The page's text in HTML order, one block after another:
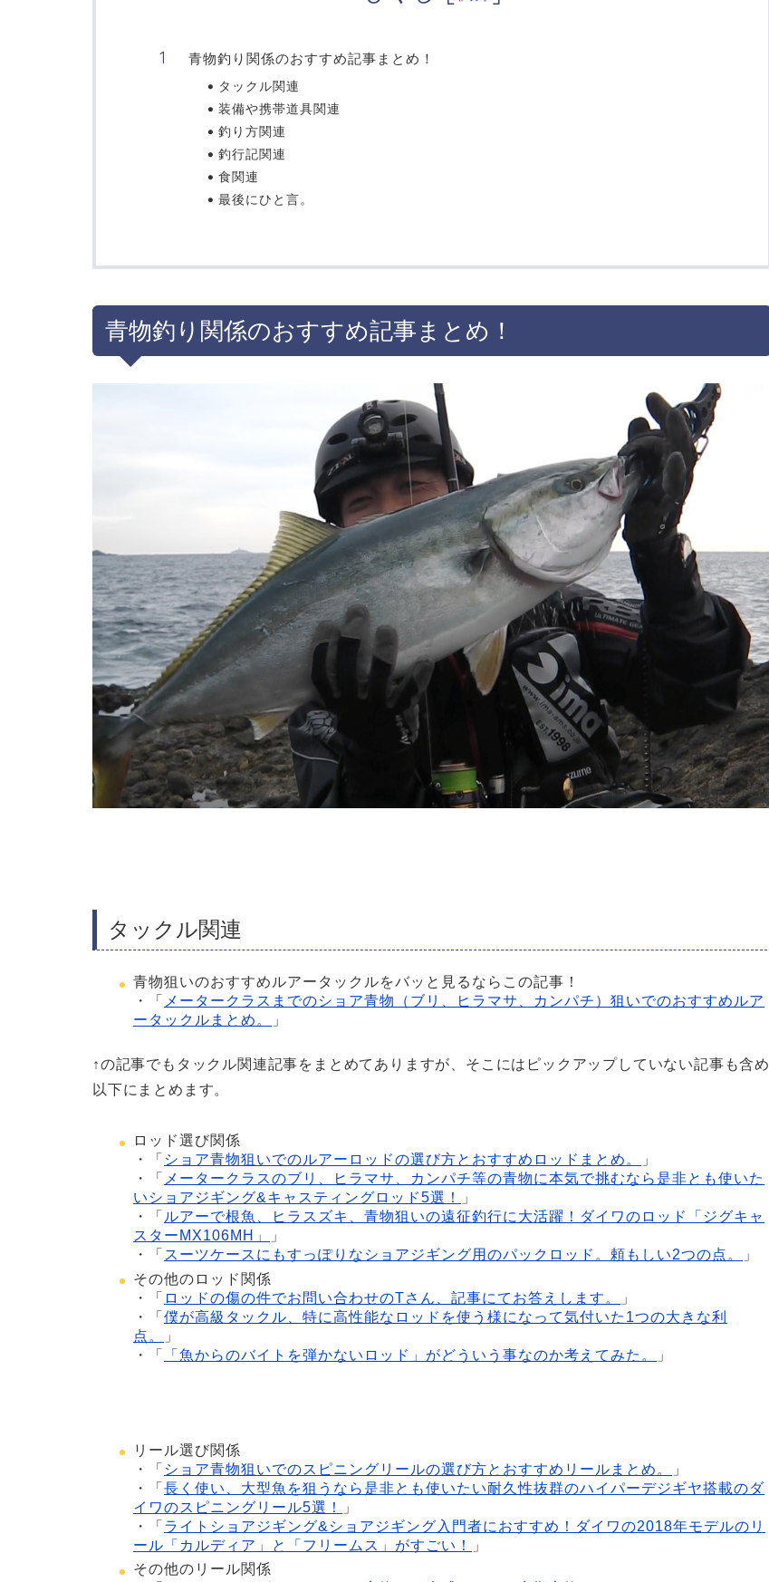
青物釣り関係のおすすめ記事まとめ！
タックル関連
装備や携帯道具関連
釣り方関連
釣行記関連
食関連
最後にひと言。
青物釣り関係のおすすめ記事まとめ！
タックル関連
青物狙いのおすすめルアータックルをバッと見るならこの記事！
・「
メータークラスまでのショア青物（ブリ、ヒラマサ、カンパチ）狙いでのおすすめルア
ータックルまとめ。
」
↑の記事でもタックル関連記事をまとめてありますが、そこにはピックアップしていない記事も含め
以下にまとめます。
ロッド選び関係
・「 ショア青物狙いでのルアーロッドの選び方とおすすめロッドまとめ。
」
・「
メータークラスのブリ、ヒラマサ、カンパチ等の青物に本気で挑むなら是非とも使いた
いショアジギング&キャスティングロッド5選！
」
・「 ルアーで根魚、ヒラスズキ、青物狙いの遠征釣行に大活躍！ダイワのロッド「ジグキャ
スターMX106MH」
」
・「 スーツケースにもすっぽりなショアジギング用のパックロッド。頼もしい2つの点。
」
その他のロッド関係
・「 ロッドの傷の件でお問い合わせのTさん、記事にてお答えします。
」
・「 僕が高級タックル、特に高性能なロッドを使う様になって気付いた1つの大きな利
点。
」
・「
「魚からのバイトを弾かないロッド」がどういう事なのか考えてみた。 」
リール選び関係
・「 ショア青物狙いでのスピニングリールの選び方とおすすめリールまとめ。
」
・「 長く使い、大型魚を狙うなら是非とも使いたい耐久性抜群のハイパーデジギヤ搭載のダ
イワのスピニングリール5選！
」
・「 ライトショアジギング&ショアジギング入門者におすすめ！ダイワの2018年モデルのリ
ール「カルディア」と「フリームス」がすごい！
」
その他のリール関係